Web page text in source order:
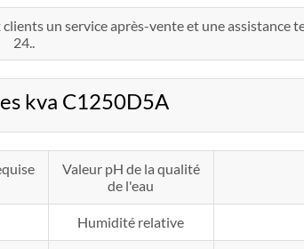
un service après-vente et une assistance
24..
kva C1250D5A
Valeur pH de la qualité
de l'eau
Humidité relative